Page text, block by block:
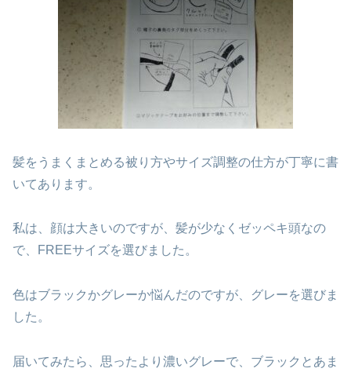
髪をうまくまとめる被り方やサイズ調整の仕方が丁寧に書
いてあります。
私は、顔は大きいのですが、髪が少なくゼッペキ頭なの
で、FREEサイズを選びました。
色はブラックかグレーか悩んだのですが、グレーを選びま
した。
届いてみたら、思ったより濃いグレーで、ブラックとあま